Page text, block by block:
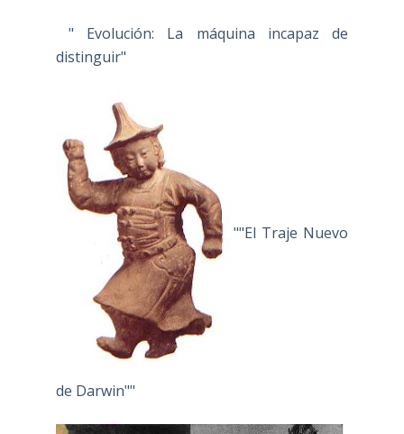
" Evolución: La máquina incapaz de
distinguir"
""El Traje Nuevo
de Darwin""